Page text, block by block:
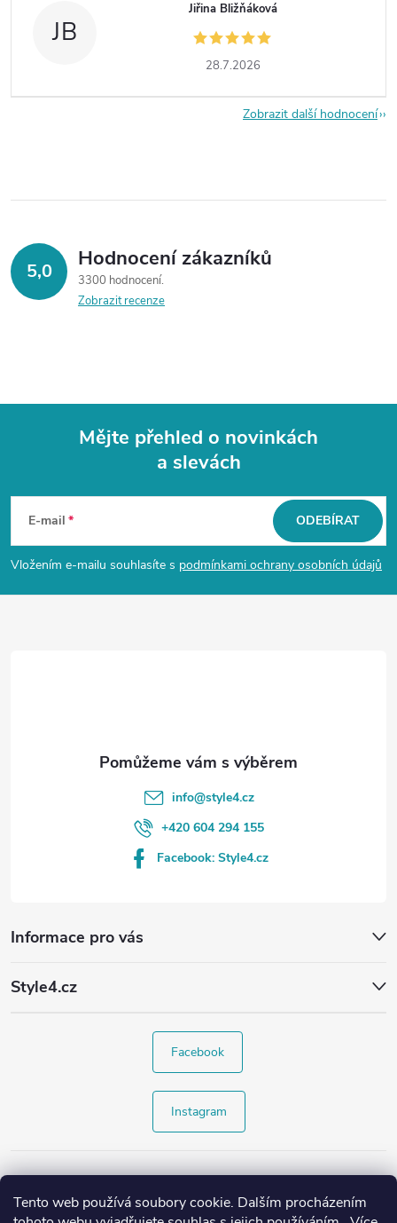
Tento web používá soubory cookie. Dalším procházením
JB
Jiřina Bližňáková
28.7.2026
Zobrazit další hodnocení
5,0 Hodnocení zákazníků
3300 hodnocení
Zobrazit recenze
p
a
Mějte přehled o novinkách
a slevách
E-mail
Vložením e-mailu souhlasíte s podmínkami ochrany osobních údajů
ODEBÍRAT
Informace pro vás
Style4.cz
info@style4.cz
+420 604 294 155
Facebook: Style4.cz
Facebook
Instagram